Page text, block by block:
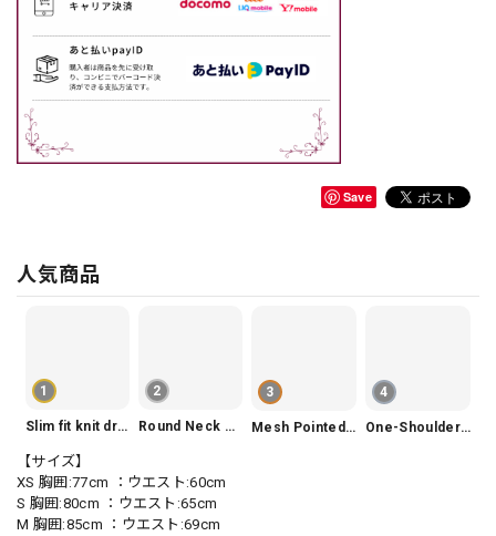
Save
人気商品
1
Slim fit knit dress(3color) V1330
2
Round Neck Tiered Sleeveless Dress V2290
3
Mesh Pointed Toe Pumps V165
4
One-Shoulder Slim-Fit Flattering Mermaid Skirt Dress V2295
【サイズ】
XS 胸囲:77cm ：ウエスト:60cm
S 胸囲:80cm ：ウエスト:65cm
M 胸囲:85cm ：ウエスト:69cm